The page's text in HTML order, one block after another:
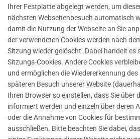
Ihrer Festplatte abgelegt werden, um
nächsten Webseitenbesuch automatisch
damit die Nutzung der Webseite an Sie
der verwendeten Cookies werden nach
Sitzung wieder gelöscht. Dabei handelt es
Sitzungs-Cookies. Andere Cookies
und ermöglichen die Wiedererkennung
späteren Besuch unserer Website
Ihren Browser so einstellen, dass Sie über
informiert werden und einzeln über deren
oder die Annahme von Cookies für
ausschließen. Bitte beachten Sie dabei,